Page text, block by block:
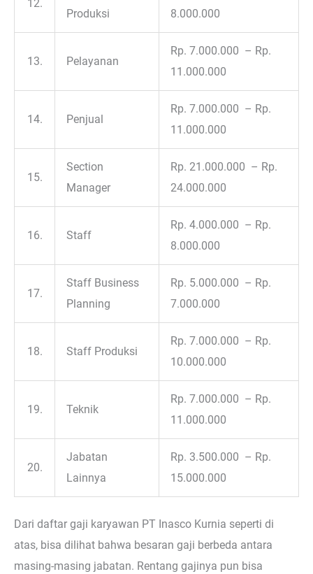
12.
Produksi
8.000.000
13. Pelayanan
Rp. 7.000.000 – Rp.
11.000.000
14. Penjual
Rp. 7.000.000 – Rp.
11.000.000
15.
Section
Manager
Rp. 21.000.000 – Rp.
24.000.000
16. Staff
Rp. 4.000.000 – Rp.
8.000.000
17.
Staff Business
Planning
Rp. 5.000.000 – Rp.
7.000.000
18. Staff Produksi
Rp. 7.000.000 – Rp.
10.000.000
19. Teknik
Rp. 7.000.000 – Rp.
11.000.000
20.
Jabatan
Lainnya
Rp. 3.500.000 – Rp.
15.000.000
Dari daftar gaji karyawan PT Inasco Kurnia seperti di
atas, bisa dilihat bahwa besaran gaji berbeda antara
masing-masing jabatan. Rentang gajinya pun bisa